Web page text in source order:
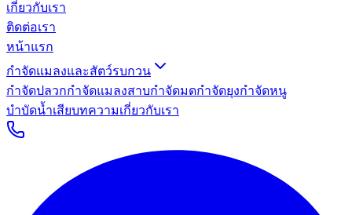
เกี่ยวกับเรา
ติดต่อเรา
หน้าแรก
กำจัดแมลงและสัตว์รบกวน
กำจัดปลวกกำจัดแมลงสาบกำจัดมดกำจัดยุงกำจัดหนู
บำบัดน้ำเสียบทความเกี่ยวกับเรา